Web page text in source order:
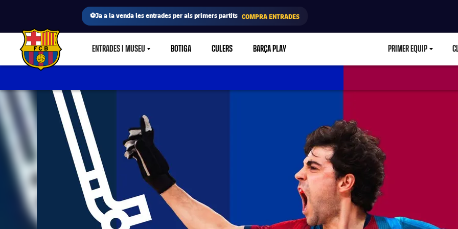
⚽Ja a la venda les entrades per als primers partits COMPRA ENTRADES
FC Barcelona club badge ENTRADES I MUSEULABEL.SHARE.CARETDOWN
BOTIGA CULERS BARÇA PLAY PRIMER EQUIP